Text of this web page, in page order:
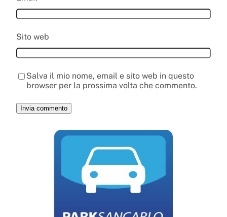
Sito web
Salva il mio nome, email e sito web in questo
browser per la prossima volta che commento.